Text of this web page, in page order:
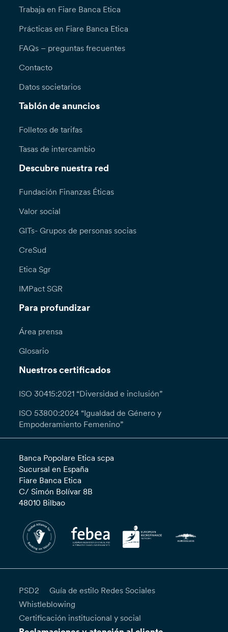
Trabaja en Fiare Banca Etica
Prácticas en Fiare Banca Etica
FAQs – preguntas frecuentes
Contacto
Datos societarios
Tablón de anuncios
Folletos de tarifas
Tasas de intercambio
Descubre nuestra red
Fundación Finanzas Éticas
Valor social
GITs- Grupos de personas socias
CreSud
Etica Sgr
IMPact SGR
Para profundizar
Área prensa
Glosario
Nuestros certificados
ISO 30415:2021 “Diversidad e inclusión”
ISO 53800:2024 “Igualdad de Género y
Empoderamiento Femenino”
Banca Popolare Etica scpa
Sucursal en España
Fiare Banca Etica
C/ Simón Bolívar 8B
48010 Bilbao
PSD2
Guía de estilo Redes Sociales
Whistleblowing
Certificación institucional y social